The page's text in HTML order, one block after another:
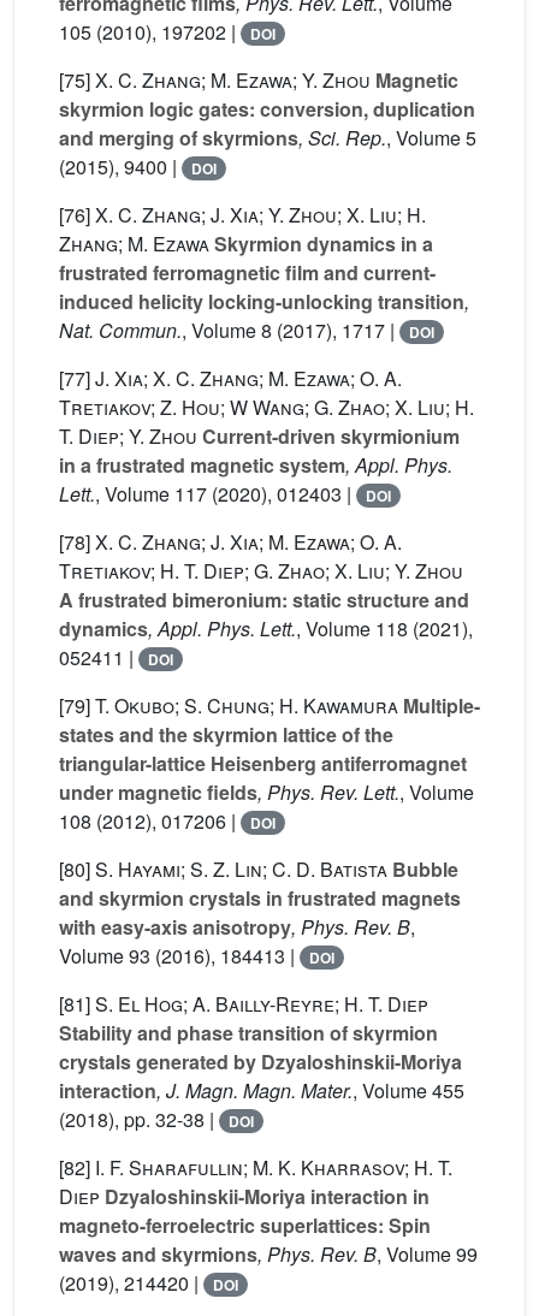
105 (2010), 197202 | DOI
[75]X. C. Zhang; M. Ezawa; Y. Zhou Magnetic
skyrmion logic gates: conversion, duplication
and merging of skyrmions, Sci. Rep., Volume 5
(2015), 9400 |
DOI
[76]X. C. Zhang; J. Xia; Y. Zhou; X. Liu; H.
Zhang; M. EzawaSkyrmion dynamics in a
frustrated ferromagnetic film and current-
induced helicity locking-unlocking transition,
Nat. Commun., Volume 8 (2017), 1717 | DOI
[77]J. Xia; X. C. Zhang; M. Ezawa; O. A.
Tretiakov; Z. Hou; W Wang; G. Zhao; X. Liu; H.
T. Diep; Y. Zhou Current-driven skyrmionium
in a frustrated magnetic system, Appl. Phys.
Lett., Volume 117 (2020), 012403 | DOI
[78]X. C. Zhang; J. Xia; M. Ezawa; O. A.
Tretiakov; H. T. Diep; G. Zhao; X. Liu; Y. Zhou
A frustrated bimeronium: static structure and
dynamics, Appl. Phys. Lett., Volume 118 (2021),
052411 |
DOI
[79]T. Okubo; S. Chung; H. Kawamura Multiple-
states and the skyrmion lattice of the
triangular-lattice Heisenberg antiferromagnet
under magnetic fields, Phys. Rev. Lett., Volume
108 (2012), 017206 | DOI
[80]S. Hayami; S. Z. Lin; C. D. Batista Bubble
and skyrmion crystals in frustrated magnets
with easy-axis anisotropy, Phys. Rev. B,
Volume 93 (2016), 184413 | DOI
[81]S. El Hog; A. Bailly-Reyre; H. T. Diep
Stability and phase transition of skyrmion
crystals generated by Dzyaloshinskii-Moriya
interaction, J. Magn. Magn. Mater., Volume 455
(2018), pp. 32-38 |
DOI
[82] I. F. Sharafullin; M. K. Kharrasov; H. T.
Diep Dzyaloshinskii-Moriya interaction in
magneto-ferroelectric superlattices: Spin
waves and skyrmions, Phys. Rev. B, Volume 99
(2019), 214420 |
DOI